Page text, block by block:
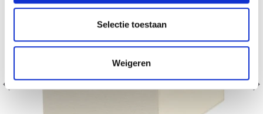
Selectie toestaan
Weigeren